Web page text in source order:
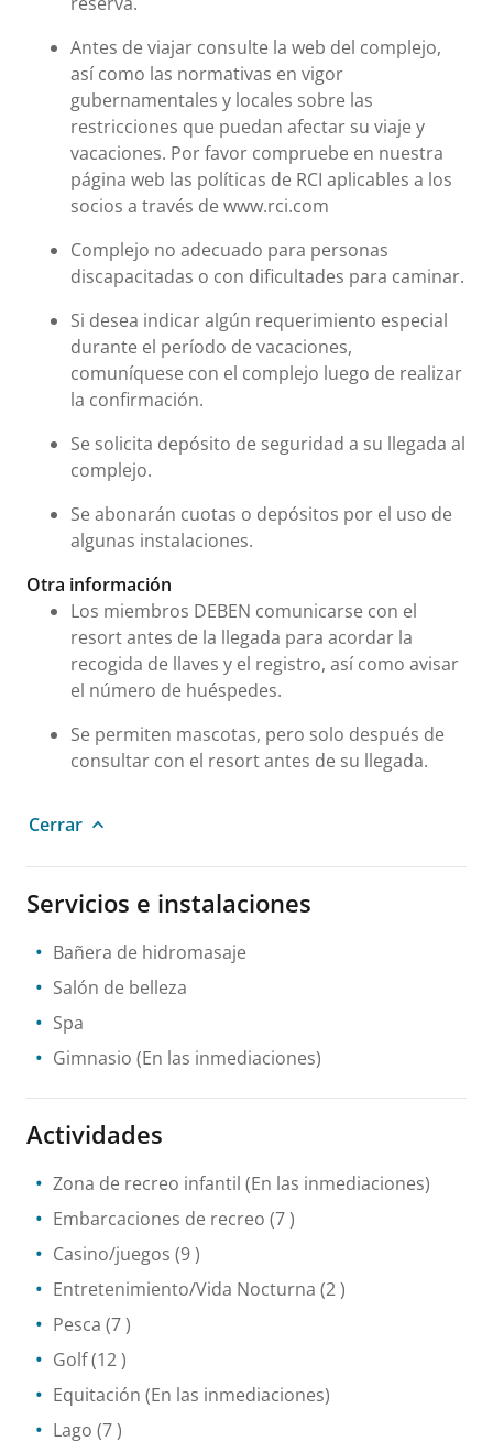
Antes de viajar consulte la web del complejo,
así como las normativas en vigor
gubernamentales y locales sobre las
restricciones que puedan afectar su viaje y
vacaciones. Por favor compruebe en nuestra
página web las políticas de RCI aplicables a los
socios a través de www.rci.com
Complejo no adecuado para personas
discapacitadas o con dificultades para caminar.
Si desea indicar algún requerimiento especial
durante el período de vacaciones,
comuníquese con el complejo luego de realizar
la confirmación.
Se solicita depósito de seguridad a su llegada al
complejo.
Se abonarán cuotas o depósitos por el uso de
algunas instalaciones.
Otra información
Los miembros DEBEN comunicarse con el
resort antes de la llegada para acordar la
recogida de llaves y el registro, así como avisar
el número de huéspedes.
Se permiten mascotas, pero solo después de
consultar con el resort antes de su llegada.
Cerrar
Servicios e instalaciones
Bañera de hidromasaje
Salón de belleza
Spa
Gimnasio (En las inmediaciones)
Actividades
Zona de recreo infantil (En las inmediaciones)
Embarcaciones de recreo (7 )
Casino/juegos (9 )
Entretenimiento/Vida Nocturna (2 )
Pesca (7 )
Golf(12 )
Equitación (En las inmediaciones)
Lago (7 )